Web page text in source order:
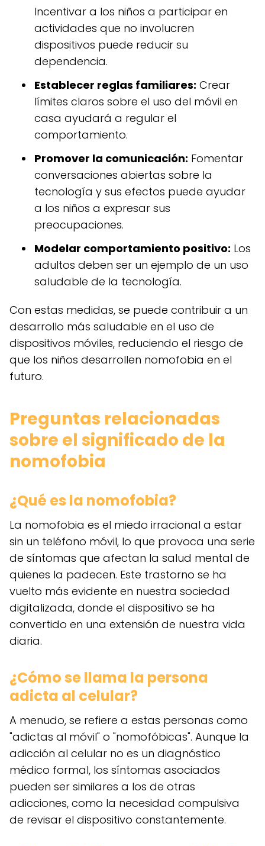
Incentivar a los niños a participar en
actividades que no involucren
dispositivos puede reducir su
dependencia.
Establecer reglas familiares: Crear
límites claros sobre el uso del móvil en
casa ayudará a regular el
comportamiento.
Promover la comunicación: Fomentar
conversaciones abiertas sobre la
tecnología y sus efectos puede ayudar
a los niños a expresar sus
preocupaciones.
Modelar comportamiento positivo: Los
adultos deben ser un ejemplo de un uso
saludable de la tecnología.
Con estas medidas, se puede contribuir a un
desarrollo más saludable en el uso de
dispositivos móviles, reduciendo el riesgo de
que los niños desarrollen nomofobia en el
futuro.
Preguntas relacionadas
sobre el significado de la
nomofobia
¿Qué es la nomofobia?
La nomofobia es el miedo irracional a estar
sin un teléfono móvil, lo que provoca una serie
de síntomas que afectan la salud mental de
quienes la padecen. Este trastorno se ha
vuelto más evidente en nuestra sociedad
digitalizada, donde el dispositivo se ha
convertido en una extensión de nuestra vida
diaria.
¿Cómo se llama la persona
adicta al celular?
A menudo, se refiere a estas personas como
"adictas al móvil" o "nomofóbicas". Aunque la
adicción al celular no es un diagnóstico
médico formal, los síntomas asociados
pueden ser similares a los de otras
adicciones, como la necesidad compulsiva
de revisar el dispositivo constantemente.